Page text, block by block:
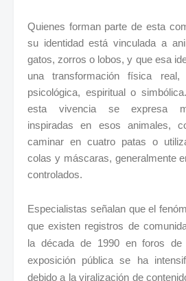
Quienes forman parte de esta
su identidad está vinculada a
gatos, zorros o lobos, y que esa
una transformación física
psicológica, espiritual o
esta vivencia se expresa
inspiradas en esos animales,
caminar en cuatro patas o
colas y máscaras, generalmente
controlados.
Especialistas señalan que el
que existen registros de
la década de 1990 en foros de
exposición pública se ha
debido a la viralización de